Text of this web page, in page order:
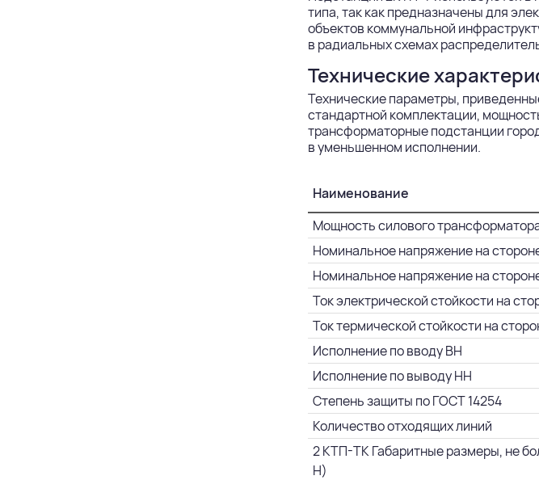
типа, так как предназначены для
объектов коммунальной
в радиальных схемах
Технические
Технические параметры,
стандартной комплектации,
трансформаторные подстанции
в уменьшенном исполнении.
Наименование
Мощность силового
Номинальное напряжение на
Номинальное напряжение на
Ток электрической стойкости на
Ток термической стойкости на
Исполнение по вводу ВН
Исполнение по выводу НН
Степень защиты по ГОСТ 14254
Количество отходящих линий
2 КТП-ТК Габаритные размеры, не
H)